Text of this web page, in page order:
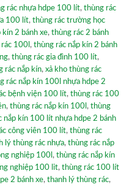
rác nhựa hdpe 100 lít, thùng rác
100 lít, thùng rác trường học
2 bánh xe, thùng rác 2 bánh
100l , thùng rác nắp kín 2 bánh
, thùng rác gia đình 100 lít,
rác nắp kín, xả kho thùng rác
rác nắp kín 100l nhựa hdpe 2
bệnh viện 100 lít, thùng rác 100
, thùng rác nắp kín 100l , thùng
nắp kín 100 lít nhựa hdpe 2 bánh
công viên 100 lít, thùng rác
lý thùng rác nhựa, thùng rác nắp
nghiệp 100l , thùng rác nắp kín
nghiệp 100 lit, thùng rác 100 lít
2 bánh xe, thanh lý thùng rác,